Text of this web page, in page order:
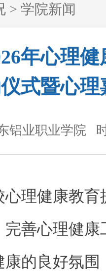
> 学院新闻
年心理
式暨心理
铝业职业学院
心理健康教
善心理健
的良好氛